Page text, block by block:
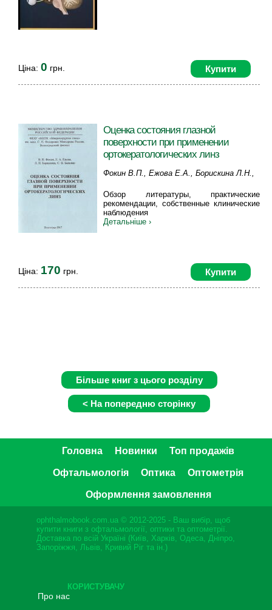
Купити
Ціна: 0 грн.
Оценка состояния глазной
поверхности при применении
ортокератологических линз
Фокин В.П., Ежова Е.А., Борискина Л.Н.,
Обзор литературы, практические
рекомендации, собственные клинические
наблюдения
Детальніше ›
Купити
Ціна: 170 грн.
Головна Новинки Топ продажів
Офтальмологія Оптика Оптометрія
Оформлення замовлення
ophthalmobook.com.ua © 2012-2025 - Ваш вибір, щоб
купити книги з офтальмології, оптики та оптометрії.
Доставка по всій Україні (Київ, Харків, Одеса, Дніпро,
Запоріжжя, Львів, Кривий Ріг та ін.)
КОРИСТУВАЧУ
Про нас